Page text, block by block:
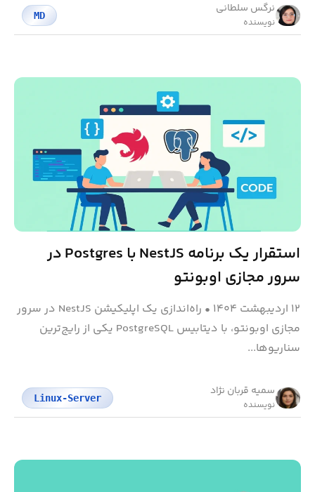
نرگس سلطانی
نویسنده
MD
استقرار یک برنامه NestJS با Postgres در
سرور مجازی اوبونتو
۱۲ اردیبهشت ۱۴۰۴ •
راه‌اندازی یک اپلیکیشن NestJS در سرور
مجازی اوبونتو، با دیتابیس PostgreSQL یکی از رایج‌ترین
سناریوها...
سمیه قربان نژاد
نویسنده
Linux-Server